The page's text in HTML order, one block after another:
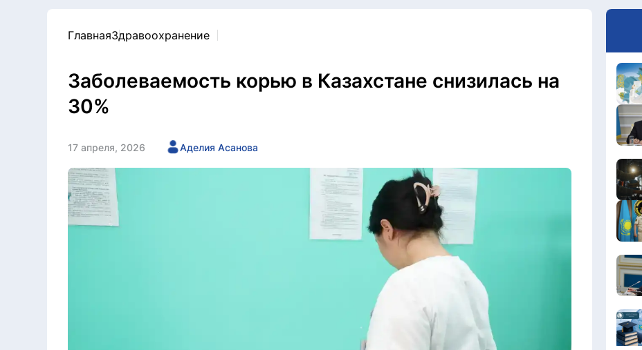
Этический кодекс
ГлавнаяЗдравоохранение
Заболеваемость корью в Казахстане снизилась на
30%
17 апреля, 2026 Аделия Асанова